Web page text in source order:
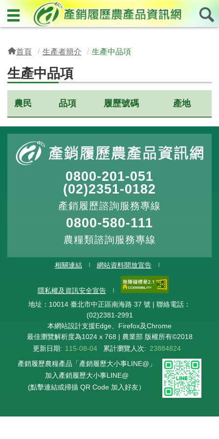
首頁 生產者簡介 生產中品項
生產中品項
農民 品項 履歷號碼 產地
0800-201-051
(02)2351-0182
產銷履歷諮詢服務專線
0800-580-111
農糧類諮詢服務專線
相關連結 網站資料開放宣告
隱私權及資訊安全宣告
地址：10014 臺北市中正區南海路 37 號 | 聯絡電話：
(02)2381-2991
本網站設計支援Edge、Firefox及Chrome
最佳瀏覽解析度為1024 x 768 | 農業部 版權所有©2018
更新日期: 115-08-04 累計瀏覽人次: 23884824
產銷履歷農糧產品「產銷履歷大小事LINE@」
加入產銷履歷大小事LINE@
(點擊連結或掃描 QR Code 加入好友）